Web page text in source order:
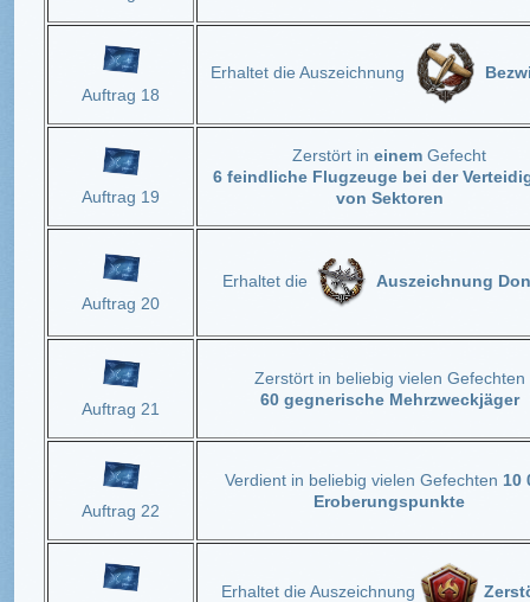
Auftrag 18
Erhaltet die Auszeichnung
Auftrag 19
Zerstört in einem Gefecht
6 feindliche Flugzeuge bei der
von Sektoren
Auftrag 20
Erhaltet die Auszeichnung
Auftrag 21
Zerstört in beliebig vielen Gefechten
60 gegnerische Mehrzweckjäger
Auftrag 22
Verdient in beliebig vielen Gefechten 10
Eroberungspunkte
Erhaltet die Auszeichnung